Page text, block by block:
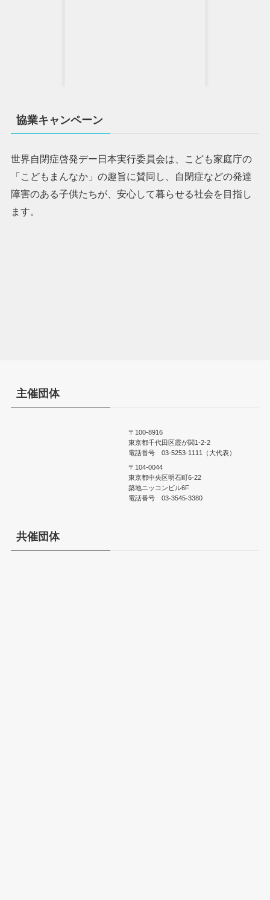
協業キャンペーン
世界自閉症啓発デー日本実行委員会は、こども家庭庁の
「こどもまんなか」の趣旨に賛同し、自閉症などの発達
障害のある子供たちが、安心して暮らせる社会を目指し
ます。
主催団体
〒100-8916
東京都千代田区霞が関1-2-2
電話番号 03-5253-1111（大代表）
〒104-0044
東京都中央区明石町6-22
築地ニッコンビル6F
電話番号 03-3545-3380
共催団体